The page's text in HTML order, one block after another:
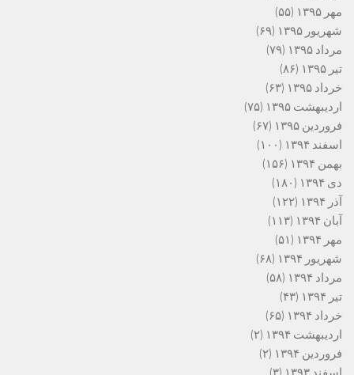
مهر ۱۳۹۵
(۵۵)
شهریور ۱۳۹۵
(۶۹)
مرداد ۱۳۹۵
(۷۹)
تیر ۱۳۹۵
(۸۶)
خرداد ۱۳۹۵
(۶۳)
اردیبهشت ۱۳۹۵
(۷۵)
فروردین ۱۳۹۵
(۶۷)
اسفند ۱۳۹۴
(۱۰۰)
بهمن ۱۳۹۴
(۱۵۶)
دی ۱۳۹۴
(۱۸۰)
آذر ۱۳۹۴
(۱۲۲)
آبان ۱۳۹۴
(۱۱۳)
مهر ۱۳۹۴
(۵۱)
شهریور ۱۳۹۴
(۶۸)
مرداد ۱۳۹۴
(۵۸)
تیر ۱۳۹۴
(۴۳)
خرداد ۱۳۹۴
(۶۵)
اردیبهشت ۱۳۹۴
(۲)
فروردین ۱۳۹۴
(۲)